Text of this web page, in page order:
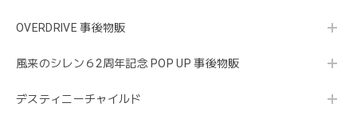
OVERDRIVE 事後物販
風来のシレン６2周年記念 POP UP 事後物販
デスティニーチャイルド